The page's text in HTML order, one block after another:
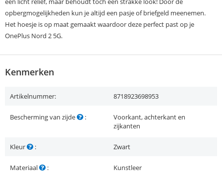
opbergmogelijkheden kun je altijd een pasje of briefgeld meenemen.
Het hoesje is op maat gemaakt waardoor deze perfect past op je
OnePlus Nord 2 5G.
Kenmerken
Artikelnummer: 8718923698953
Bescherming van zijde :
Voorkant, achterkant en
zijkanten
Kleur : Zwart
Materiaal : Kunstleer